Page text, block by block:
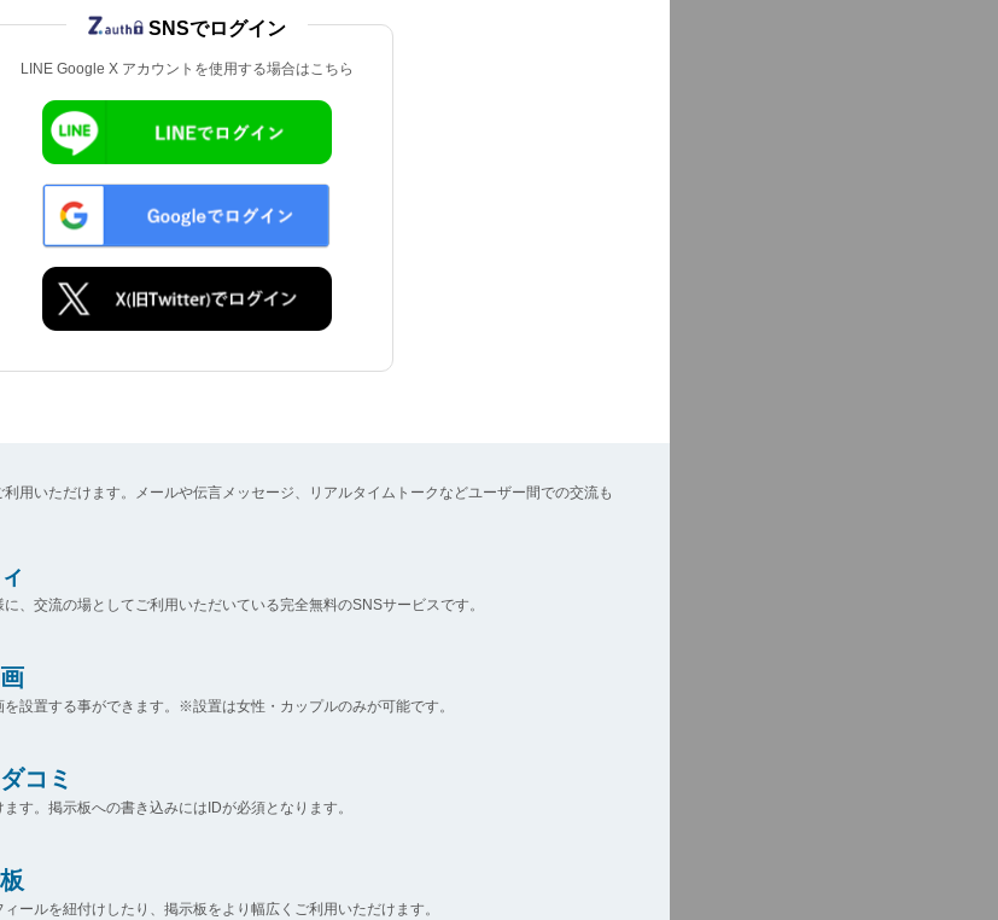
LINE Google X アカウントを使用する場合はこちら
SNSでログイン
利用いただけます。メールや伝言メッセージ、リアルタイムトークなどユーザー間での交流も
、交流の場としてご利用いただいている完全無料のSNSサービスです。
設置する事ができます。※設置は女性・カップルのみが可能です。
コミ
す。掲示板への書き込みにはIDが必須となります。
ールを紐付けしたり、掲示板をより幅広くご利用いただけます。